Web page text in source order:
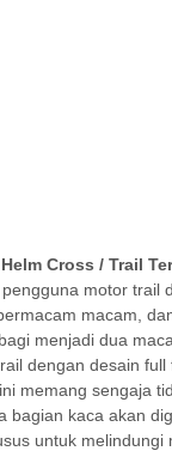
Helm Cross / Trail
motor trail
macam,
menjadi dua
dengan desain full
memang sengaja
bagian kaca akan
untuk melindungi